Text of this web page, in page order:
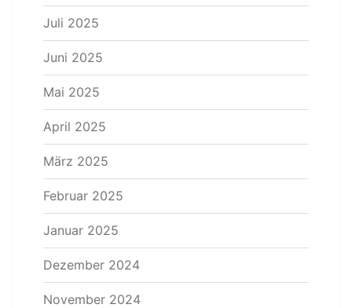
Juli 2025
Juni 2025
Mai 2025
April 2025
März 2025
Februar 2025
Januar 2025
Dezember 2024
November 2024